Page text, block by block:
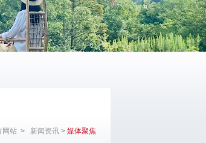
网站> 新闻资讯 > 媒体聚焦